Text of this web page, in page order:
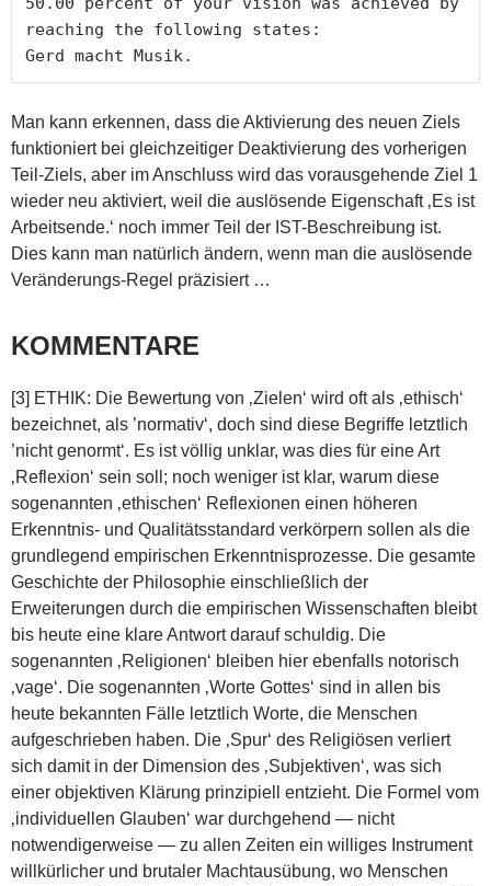
reaching the following states:
Gerd macht Musik.
Man kann erkennen, dass die Aktivierung des neuen Ziels
funktioniert bei gleichzeitiger Deaktivierung des vorherigen
Teil-Ziels, aber im Anschluss wird das vorausgehende Ziel 1
wieder neu aktiviert, weil die auslösende Eigenschaft ‚Es ist
Arbeitsende.‘ noch immer Teil der IST-Beschreibung ist.
Dies kann man natürlich ändern, wenn man die auslösende
Veränderungs-Regel präzisiert …
KOMMENTARE
[3] ETHIK: Die Bewertung von ‚Zielen‘ wird oft als ‚ethisch‘
bezeichnet, als ’normativ‘, doch sind diese Begriffe letztlich
’nicht genormt‘. Es ist völlig unklar, was dies für eine Art
‚Reflexion‘ sein soll; noch weniger ist klar, warum diese
sogenannten ‚ethischen‘ Reflexionen einen höheren
Erkenntnis- und Qualitätsstandard verkörpern sollen als die
grundlegend empirischen Erkenntnisprozesse. Die gesamte
Geschichte der Philosophie einschließlich der
Erweiterungen durch die empirischen Wissenschaften bleibt
bis heute eine klare Antwort darauf schuldig. Die
sogenannten ‚Religionen‘ bleiben hier ebenfalls notorisch
‚vage‘. Die sogenannten ‚Worte Gottes‘ sind in allen bis
heute bekannten Fälle letztlich Worte, die Menschen
aufgeschrieben haben. Die ‚Spur‘ des Religiösen verliert
sich damit in der Dimension des ‚Subjektiven‘, was sich
einer objektiven Klärung prinzipiell entzieht. Die Formel vom
‚individuellen Glauben‘ war durchgehend — nicht
notwendigerweise — zu allen Zeiten ein williges Instrument
willkürlicher und brutaler Machtausübung, wo Menschen